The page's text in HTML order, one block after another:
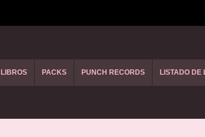
LIBROS PACKS PUNCH RECORDS LISTADO DE